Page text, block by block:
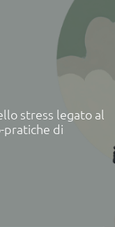
stress legato al
pratiche di